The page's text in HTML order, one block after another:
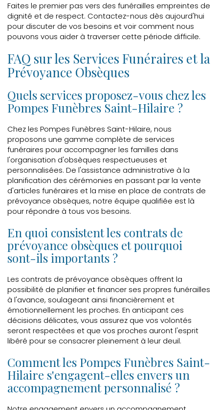
Faites le premier pas vers des funérailles empreintes de
dignité et de respect. Contactez-nous dès aujourd'hui
pour discuter de vos besoins et voir comment nous
pouvons vous aider à traverser cette période difficile.
FAQ sur les Services Funéraires et la
Prévoyance Obsèques
Quels services proposez-vous chez les
Pompes Funèbres Saint-Hilaire ?
Chez les Pompes Funèbres Saint-Hilaire, nous
proposons une gamme complète de services
funéraires pour accompagner les familles dans
l'organisation d'obsèques respectueuses et
personnalisées. De l'assistance administrative à la
planification des cérémonies en passant par la vente
d'articles funéraires et la mise en place de contrats de
prévoyance obsèques, notre équipe qualifiée est là
pour répondre à tous vos besoins.
En quoi consistent les contrats de
prévoyance obsèques et pourquoi
sont-ils importants ?
Les contrats de prévoyance obsèques offrent la
possibilité de planifier et financer ses propres funérailles
à l'avance, soulageant ainsi financièrement et
émotionnellement les proches. En anticipant ces
décisions délicates, vous assurez que vos volontés
seront respectées et que vos proches auront l'esprit
libéré pour se consacrer pleinement à leur deuil.
Comment les Pompes Funèbres Saint-
Hilaire s'engagent-elles envers un
accompagnement personnalisé ?